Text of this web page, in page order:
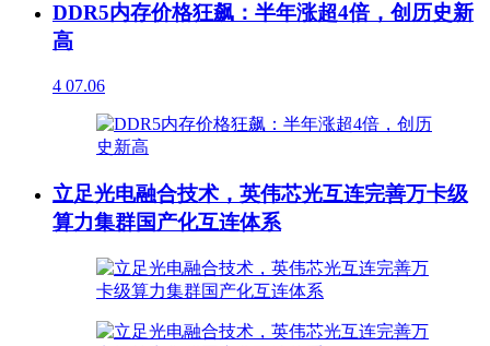
DDR5内存价格狂飙：半年涨超4倍，创历史新
高
4 07.06
立足光电融合技术，英伟芯光互连完善万卡级
算力集群国产化互连体系